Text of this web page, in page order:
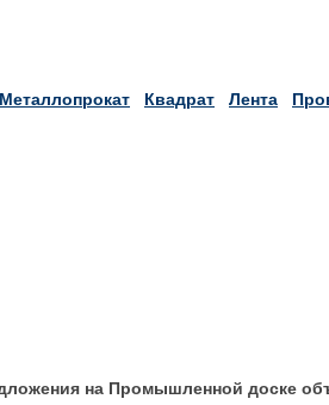
Металлопрокат Квадрат Лента
на Промышленной доске